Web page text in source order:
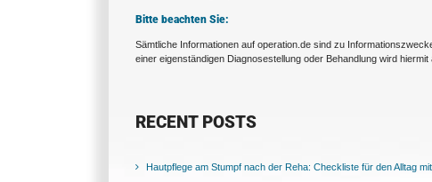
Bitte beachten Sie:
Sämtliche Informationen auf operation.de sind zu
einer eigenständigen Diagnosestellung oder Behandlung wird hiermit
RECENT POSTS
Hautpflege am Stumpf nach der Reha: Checkliste für den Alltag